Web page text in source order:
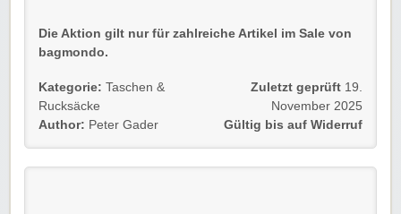
Die Aktion gilt nur für zahlreiche Artikel im Sale von
bagmondo.
👜Taschen & Rucksäcke
stark reduziert
🎒Alltags- und Freizeitmodelle
mit hohen
Preisnachlässen
Kategorie: Taschen &
Rucksäcke
Author: Peter Gader
Zuletzt geprüft 19.
November 2025
Gültig bis auf Widerruf